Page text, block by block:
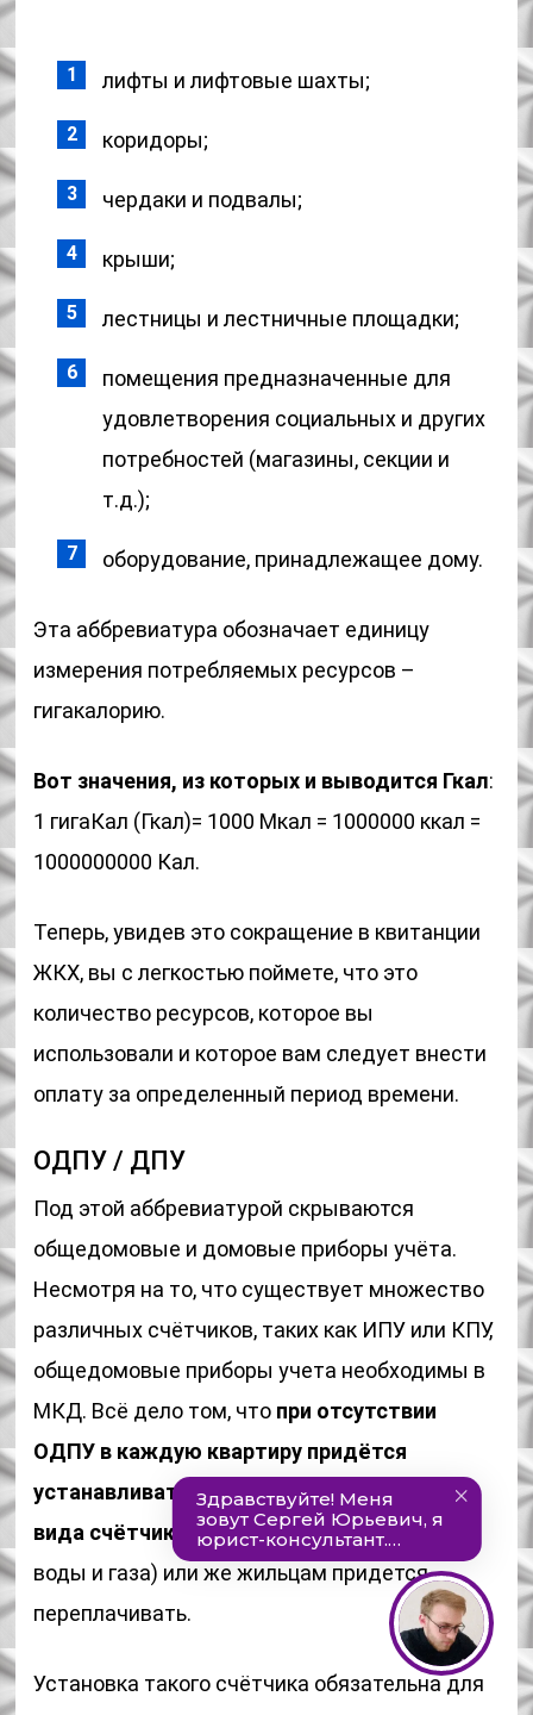
лифты и лифтовые шахты;
коридоры;
чердаки и подвалы;
крыши;
лестницы и лестничные площадки;
помещения предназначенные для
удовлетворения социальных и других
потребностей (магазины, секции и
т.д.);
оборудование, принадлежащее дому.
Эта аббревиатура обозначает единицу
измерения потребляемых ресурсов –
гигакалорию.
Вот значения, из которых и выводится Гкал:
1 гигаКал (Гкал)= 1000 Мкал = 1000000 ккал =
1000000000 Кал.
Теперь, увидев это сокращение в квитанции
ЖКХ, вы с легкостью поймете, что это
количество ресурсов, которое вы
использовали и которое вам следует внести
оплату за определенный период времени.
ОДПУ / ДПУ
Под этой аббревиатурой скрываются
общедомовые и домовые приборы учёта.
Несмотря на то, что существует множество
различных счётчиков, таких как ИПУ или КПУ,
общедомовые приборы учета необходимы в
МКД. Всё дело том, что при отсутствии
ОДПУ в каждую квартиру придётся
устанавливать как минимум 4 различных
вида счётчиков(для электричества, тепла,
воды и газа) или же жильцам придется
переплачивать.
Установка такого счётчика обязательна для